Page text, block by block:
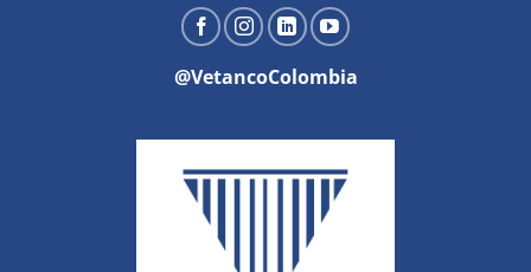
@VetancoColombia